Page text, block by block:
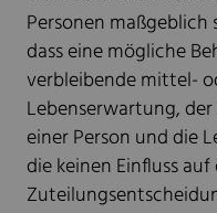
Personen
dass eine mögliche
verbleibende mittel-
Lebenserwartung,
einer Person und die
die keinen Einfluss